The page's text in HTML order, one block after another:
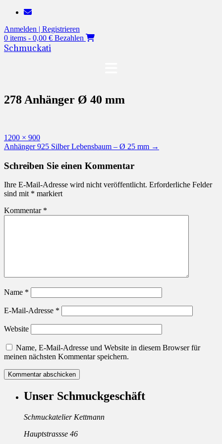
Zum
springen
Anmelden | Registrieren
0 items - 0,00 € Bezahlen
Schmuckati
278 Anhänger Ø 40 mm
Originalgröße
1200 × 900
Beitragsnavigation
Anhänger 925 Silber Lebensbaum – Ø 25 mm →
Schreiben Sie einen Kommentar
Ihre E-Mail-Adresse wird nicht veröffentlicht. Erforderliche Felder
sind mit * markiert
Kommentar *
Name *
E-Mail-Adresse *
Website
Name, E-Mail-Adresse und Website in diesem Browser für
meinen nächsten Kommentar speichern.
Unser Schmuckgeschäft
Schmuckatelier Kettmann
Hauptstrassse 46